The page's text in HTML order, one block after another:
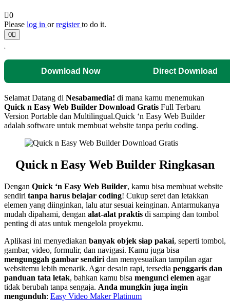
0
Please log in orregisterto do it.
0
Download Now Direct Download
Selamat Datang di Nesabamedia! di mana kamu menemukan
Quick n Easy Web Builder Download Gratis Full Terbaru
Version Portable dan Multilingual.Quick ‘n Easy Web Builder
adalah software untuk membuat website tanpa perlu coding.
Quick n Easy Web Builder Ringkasan
Dengan Quick ‘n Easy Web Builder, kamu bisa membuat website
sendiri tanpa harus belajar coding! Cukup seret dan letakkan
elemen yang diinginkan, lalu atur sesuai keinginan. Antarmukanya
mudah dipahami, dengan alat-alat praktis di samping dan tombol
penting di atas untuk mengelola proyekmu.
Aplikasi ini menyediakan banyak objek siap pakai, seperti tombol,
gambar, video, formulir, dan navigasi. Kamu juga bisa
mengunggah gambar sendiri dan menyesuaikan tampilan agar
websitemu lebih menarik. Agar desain rapi, tersedia penggaris dan
panduan tata letak, bahkan kamu bisa mengunci elemen agar
tidak berubah tanpa sengaja. Anda mungkin juga ingin
mengunduh: Easy Video Maker Platinum